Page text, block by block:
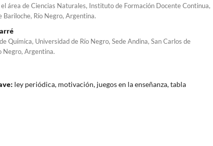
área de Ciencias Naturales, Instituto de Formación Docente Continua,
Bariloche, Río Negro, Argentina.
Química, Universidad de Río Negro, Sede Andina, San Carlos de
Negro, Argentina.
ley periódica, motivación, juegos en la enseñanza, tabla